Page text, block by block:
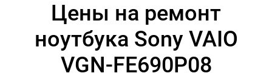
Цены на ремонт
ноутбука Sony VAIO
VGN-FE690P08